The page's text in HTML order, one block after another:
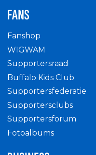
FANS
Fanshop
WIGWAM
Supportersraad
Buffalo Kids Club
Supportersfederatie
Supportersclubs
Supportersforum
Fotoalbums